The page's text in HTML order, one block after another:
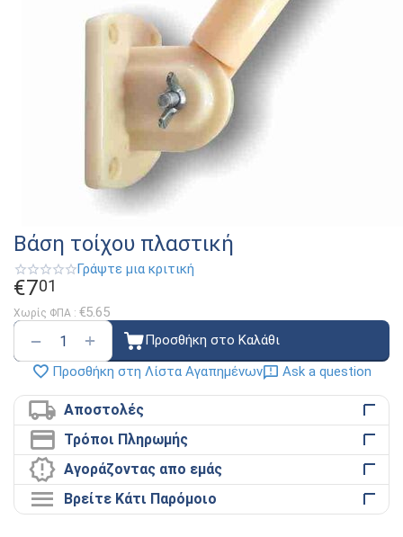
Βάση τοίχου πλαστική
Γράψτε μια κριτική
€701
Χωρίς ΦΠΑ : €5.65
+
−
Προσθήκη στο Καλάθι
Προσθήκη στη Λίστα Αγαπημένων
Ask a question
Αποστολές
Τρόποι Πληρωμής
Αγοράζοντας απο εμάς
Βρείτε Κάτι Παρόμοιο